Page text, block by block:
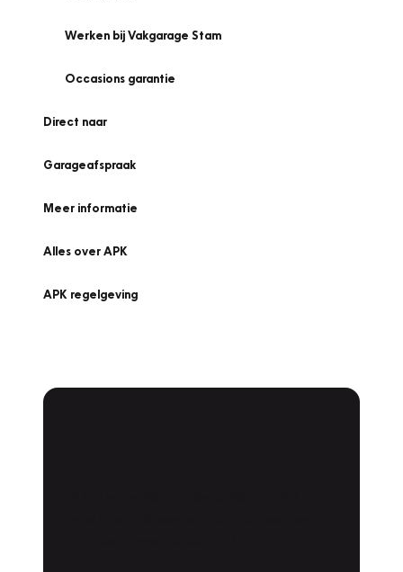
Werken bij Vakgarage Stam
Occasions garantie
Direct naar
Garageafspraak
Meer informatie
Alles over APK
APK regelgeving